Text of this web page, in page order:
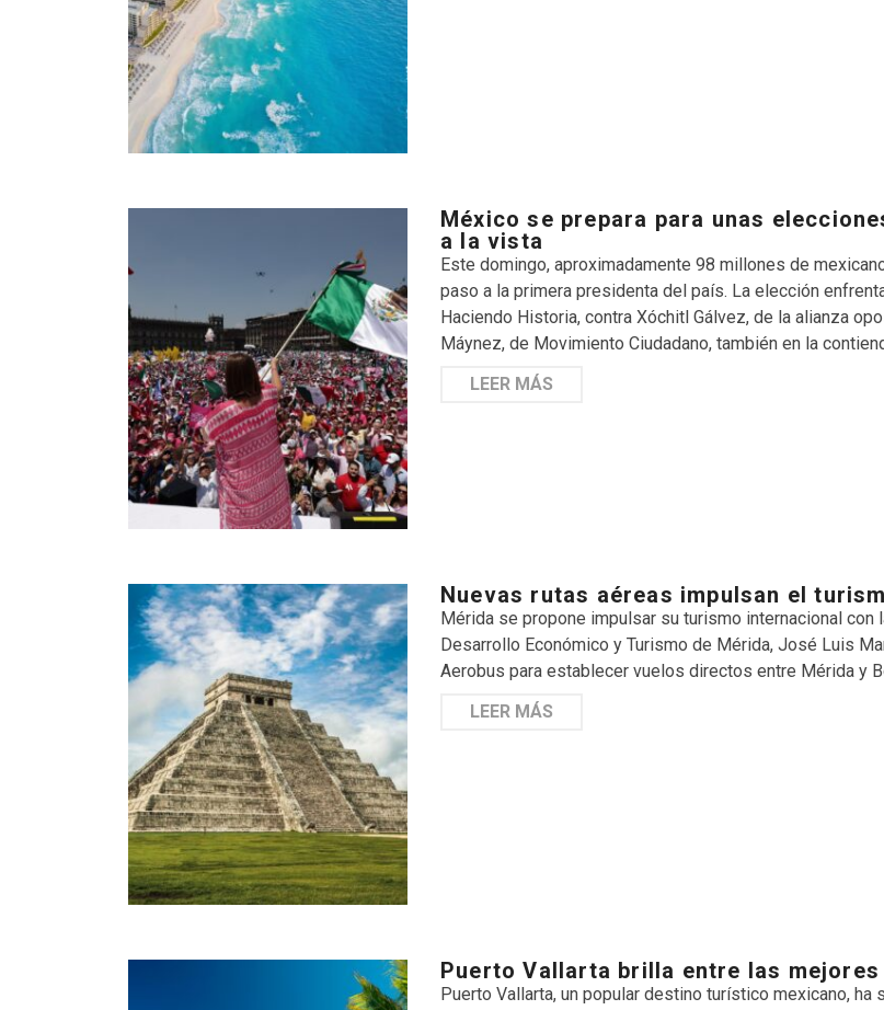
México se prepara para unas
a la vista
Este domingo, aproximadamente 98 millones de
paso a la primera presidenta del país. La elección
Haciendo Historia, contra Xóchitl Gálvez, de la alianza
Máynez, de Movimiento Ciudadano, también en la
LEER MÁS
Nuevas rutas aéreas impulsan el
Mérida se propone impulsar su turismo internacional
Desarrollo Económico y Turismo de Mérida, José Luis
Aerobus para establecer vuelos directos entre Mérida y
LEER MÁS
Puerto Vallarta brilla entre las
Puerto Vallarta, un popular destino turístico mexicano,